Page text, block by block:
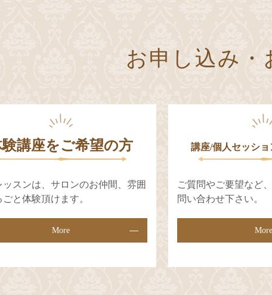
お申し込み・
講座をご希望の⽅
ッスンは、サロンのお仲間、雰囲
と体験頂けます。
More
講座/個人セッシ
ご質問やご要望など
問い合わせ下さい。
More